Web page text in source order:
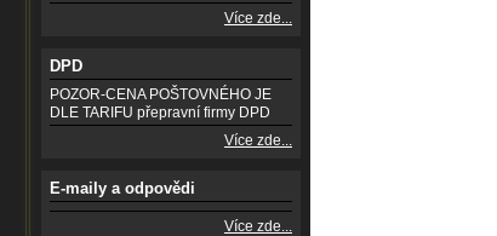
Více zde...
DPD
POZOR-CENA POŠTOVNÉHO JE
DLE TARIFU přepravní firmy DPD
Více zde...
E-maily a odpovědi
Více zde...